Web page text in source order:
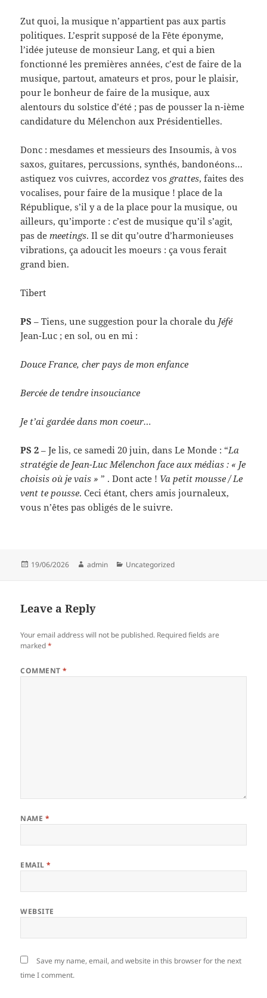
Zut quoi, la musique n’appartient pas aux partis
politiques. L’esprit supposé de la Fête éponyme,
l’idée juteuse de monsieur Lang, et qui a bien
fonctionné les premières années, c’est de faire de la
musique, partout, amateurs et pros, pour le plaisir,
pour le bonheur de faire de la musique, aux
alentours du solstice d’été ; pas de pousser la n-ième
candidature du Mélenchon aux Présidentielles.
Donc : mesdames et messieurs des Insoumis, à vos
saxos, guitares, percussions, synthés, bandonéons…
astiquez vos cuivres, accordez vos grattes, faites des
vocalises, pour faire de la musique ! place de la
République, s’il y a de la place pour la musique, ou
ailleurs, qu’importe : c’est de musique qu’il s’agit,
pas demeetings. Il se dit qu’outre d’harmonieuses
vibrations, ça adoucit les moeurs : ça vous ferait
grand bien.
Tibert
PS – Tiens, une suggestion pour la chorale du Jéfé
Jean-Luc ; en sol, ou en mi :
Douce France, cher pays de mon enfance
Bercée de tendre insouciance
Je t’ai gardée dans mon coeur…
PS 2 – Je lis, ce samedi 20 juin, dans Le Monde : “La
stratégie de Jean-Luc Mélenchon face aux médias : « Je
choisis où je vais »” . Dont acte ! Va petit mousse / Le
vent te pousse. Ceci étant, chers amis journaleux,
vous n’êtes pas obligés de le suivre.
Posted
19/06/2026 Author
admin Categories
Uncategorized
Leave a Reply
Your email address will not be published. Required fields are
marked*
COMMENT*
NAME *
EMAIL*
WEBSITE
Save my name, email, and website in this browser for the next
time I comment.